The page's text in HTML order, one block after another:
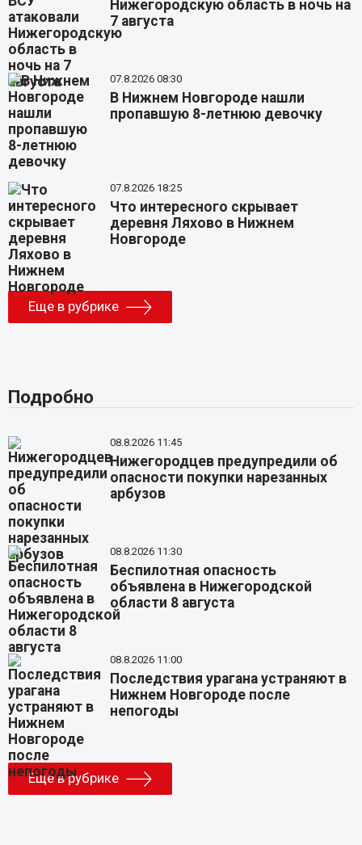
Нижегородскую область в ночь на
7 августа
07.8.2026 08:30
В Нижнем Новгороде нашли
пропавшую 8-летнюю девочку
07.8.2026 18:25
Что интересного скрывает
деревня Ляхово в Нижнем
Новгороде
Еще в рубрике
Подробно
08.8.2026 11:45
Нижегородцев предупредили об
опасности покупки нарезанных
арбузов
08.8.2026 11:30
Беспилотная опасность
объявлена в Нижегородской
области 8 августа
08.8.2026 11:00
Последствия урагана устраняют в
Нижнем Новгороде после
непогоды
Еще в рубрике